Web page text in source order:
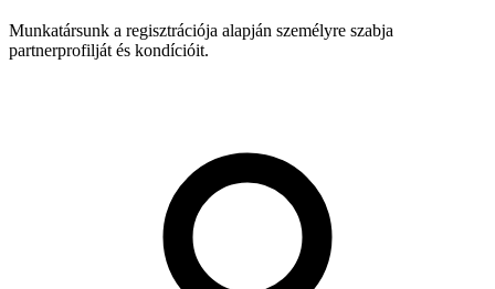
Munkatársunk a regisztrációja alapján személyre szabja
partnerprofilját és kondícióit.